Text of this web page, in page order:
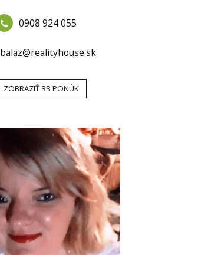
0908 924 055
balaz@realityhouse.sk
ZOBRAZIŤ 33 PONÚK